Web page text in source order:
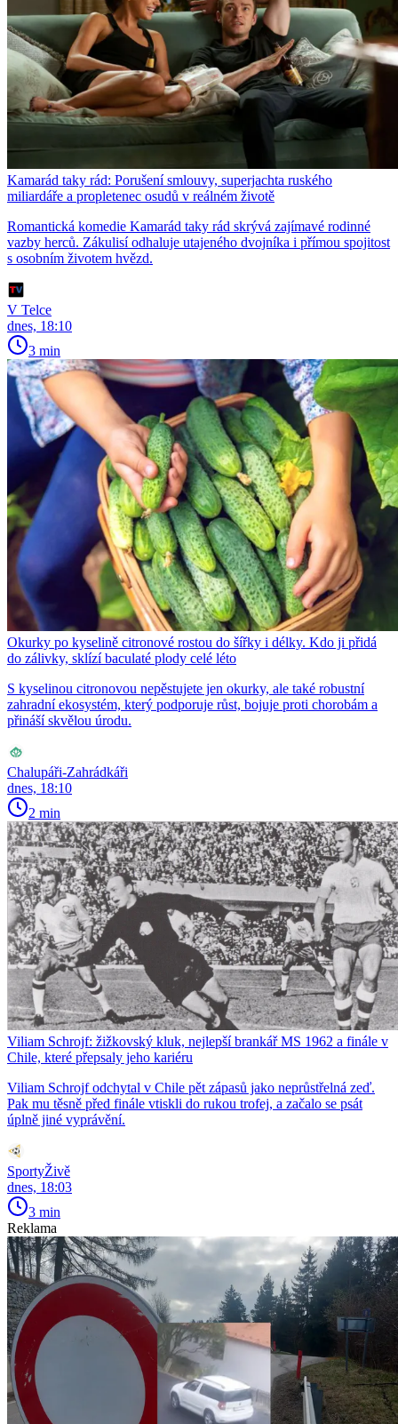
Kamarád taky rád: Porušení smlouvy, superjachta ruského
miliardáře a propletenec osudů v reálném životě
Romantická komedie Kamarád taky rád skrývá zajímavé rodinné
vazby herců. Zákulisí odhaluje utajeného dvojníka i přímou spojitost
s osobním životem hvězd.
V Telce
dnes, 18:10
3 min
Okurky po kyselině citronové rostou do šířky i délky. Kdo ji přidá
do zálivky, sklízí baculaté plody celé léto
S kyselinou citronovou nepěstujete jen okurky, ale také robustní
zahradní ekosystém, který podporuje růst, bojuje proti chorobám a
přináší skvělou úrodu.
Chalupáři-Zahrádkáři
dnes, 18:10
2 min
Viliam Schrojf: žižkovský kluk, nejlepší brankář MS 1962 a finále v
Chile, které přepsaly jeho kariéru
Viliam Schrojf odchytal v Chile pět zápasů jako neprůstřelná zeď.
Pak mu těsně před finále vtiskli do rukou trofej, a začalo se psát
úplně jiné vyprávění.
SportyŽivě
dnes, 18:03
3 min
Reklama